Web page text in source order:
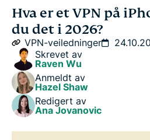
Hvorfor trenger jeg VPN på
Bør VPN-et være på eller av
Er det trygt å bruke et VPN på
FAQ: Ofte stilte spørsmål om
Hva er et VPN på
du det i 2026?
VPN-veiledninger
Skrevet av
Raven Wu
Anmeldt av
Hazel Shaw
Redigert av
Ana Jovanovic